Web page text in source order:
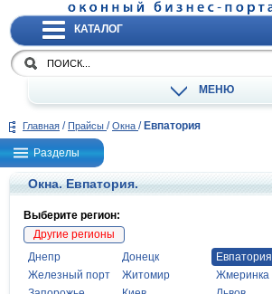
КАТАЛОГ
МЕНЮ
Главная / Прайсы / Окна / Евпатория
Разделы
Окна. Евпатория.
Выберите регион:
Другие регионы
Днепр
Донецк
Евпатория
Железный порт
Житомир
Жмеринка